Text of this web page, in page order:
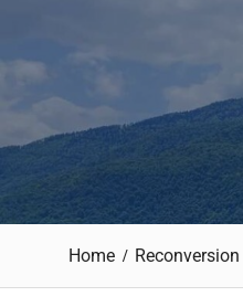
Home Reconversion